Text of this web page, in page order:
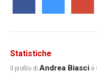
Statistiche
Il profilo di Andrea Biasci è